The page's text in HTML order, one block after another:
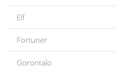
Elf
Fortuner
Gorontalo